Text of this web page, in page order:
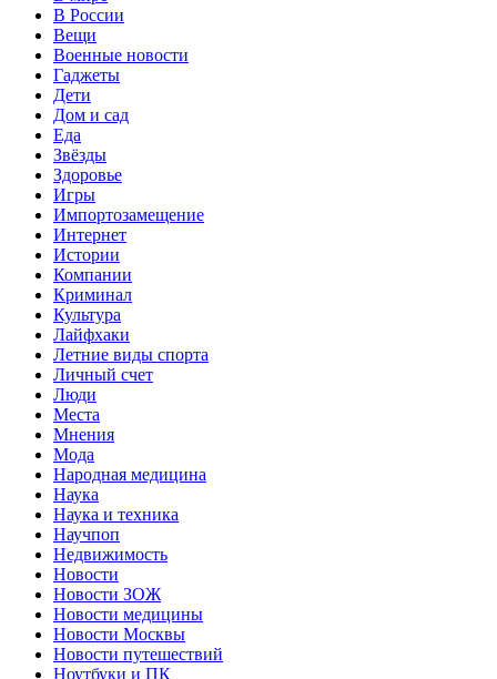
В России
Вещи
Военные новости
Гаджеты
Дети
Дом и сад
Еда
Звёзды
Здоровье
Игры
Импортозамещение
Интернет
Истории
Компании
Криминал
Культура
Лайфхаки
Летние виды спорта
Личный счет
Люди
Места
Мнения
Мода
Народная медицина
Наука
Наука и техника
Научпоп
Недвижимость
Новости
Новости ЗОЖ
Новости медицины
Новости Москвы
Новости путешествий
Ноутбуки и ПК